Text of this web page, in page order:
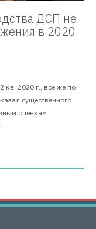
ДСП не
в 2020
кв. 2020 г., все же по
существенного
оценкам